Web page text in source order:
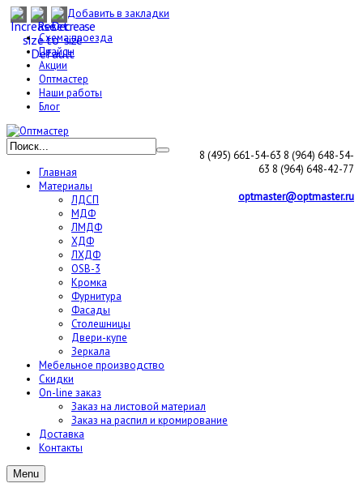
Добавить в закладки
Схема проезда
Прайсы
Акции
Оптмастер
Наши работы
Блог
8 (495) 661-54-63 8 (964) 648-54-
63 8 (964) 648-42-77
optmaster@optmaster.ru
Главная
Материалы
ЛДСП
МДФ
ЛМДФ
ХДФ
ЛХДФ
OSB-3
Кромка
Фурнитура
Фасады
Столешницы
Двери-купе
Зеркала
Мебельное производство
Скидки
On-line заказ
Заказ на листовой материал
Заказ на распил и кромирование
Доставка
Контакты
Menu